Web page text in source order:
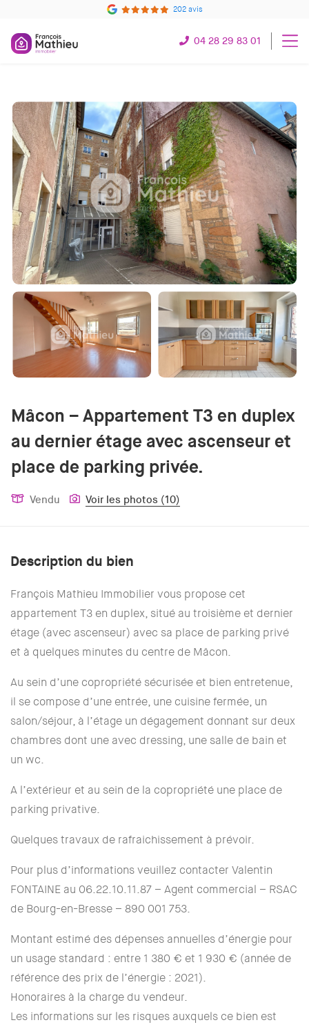
202 avis
04 28 29 83 01
Mâcon – Appartement T3 en duplex
au dernier étage avec ascenseur et
place de parking privée.
Vendu Voir les photos (10)
Description du bien
François Mathieu Immobilier vous propose cet
appartement T3 en duplex, situé au troisième et dernier
étage (avec ascenseur) avec sa place de parking privé
et à quelques minutes du centre de Mâcon.
Au sein d’une copropriété sécurisée et bien entretenue,
il se compose d’une entrée, une cuisine fermée, un
salon/séjour, à l’étage un dégagement donnant sur deux
chambres dont une avec dressing, une salle de bain et
un wc.
A l’extérieur et au sein de la copropriété une place de
parking privative.
Quelques travaux de rafraichissement à prévoir.
Pour plus d’informations veuillez contacter Valentin
FONTAINE au 06.22.10.11.87 – Agent commercial – RSAC
de Bourg-en-Bresse – 890 001 753.
Montant estimé des dépenses annuelles d’énergie pour
un usage standard : entre 1 380 € et 1 930 € (année de
référence des prix de l’énergie : 2021).
Honoraires à la charge du vendeur.
Les informations sur les risques auxquels ce bien est